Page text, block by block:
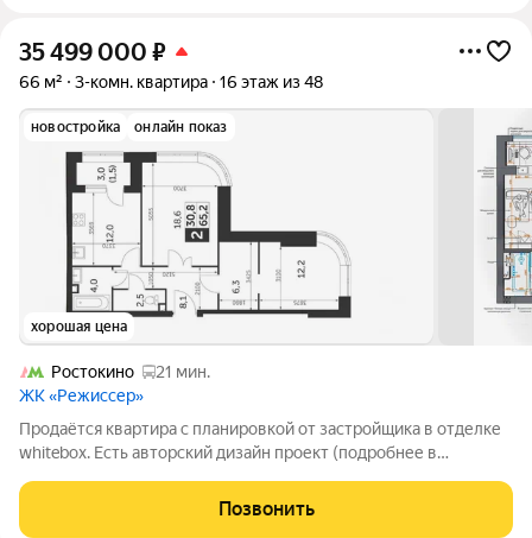
35 499 000 ₽
66 м² 3-комн. квартира 16 этаж из 48
новостройка онлайн показ
хорошая цена
Ростокино
21 мин.
ЖК «Режиссер»
Продаётся квартира с планировкой от застройщика в отделке
whitebox. Есть авторский дизайн проект (подробнее в
Расположение ЖК Режиссер: Дом рядом с ВДНХ: 50 метров
до входа в парк (со стороны ул. Сергея
Позвонить